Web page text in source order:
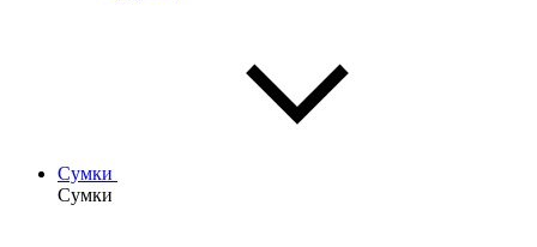
Сумки
Сумки